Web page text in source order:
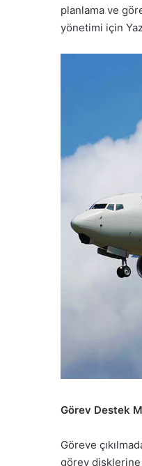
planlama ve
yönetimi için
Görev Destek
Göreve
görev